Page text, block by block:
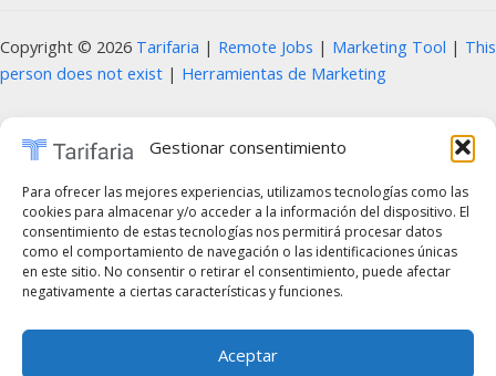
Gestionar consentimiento
Para ofrecer las mejores experiencias, utilizamos tecnologías como las
cookies para almacenar y/o acceder a la información del dispositivo. El
consentimiento de estas tecnologías nos permitirá procesar datos
como el comportamiento de navegación o las identificaciones únicas
en este sitio. No consentir o retirar el consentimiento, puede afectar
negativamente a ciertas características y funciones.
Aceptar
Copyright © 2026 Tarifaria | Remote Jobs | Marketing Tool | This
person does not exist | Herramientas de Marketing
del contenido de este sitio web, incluyendo textos, imágenes, diseños, logotipos,
código fuente y cualquier otro material presente, sin la autorización previa y por
escrito del propietario del sitio. Cualquier uso no autorizado será considerado una
infracción a los derechos de propiedad intelectual y estará sujeto a las acciones
legales correspondientes, de acuerdo con las leyes vigentes en materia de
derechos de autor y propiedad intelectual. En caso de querer utilizar cualquier
elemento de estos sitios web, es obligatorio mencionar de forma clara y visible el
sitio web correspondiente como fuente original. Para obtener permisos o más